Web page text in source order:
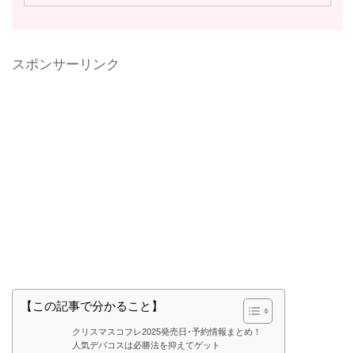
スポンサーリンク
【この記事で分かること】
クリスマスコフレ2025発売日･予約情報まとめ！
人気デパコスは必勝法を抑えてゲット